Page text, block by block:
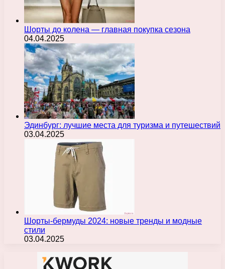
Шорты до колена — главная покупка сезона
04.04.2025
Эдинбург: лучшие места для туризма и путешествий
03.04.2025
Шорты-бермуды 2024: новые тренды и модные
стили
03.04.2025